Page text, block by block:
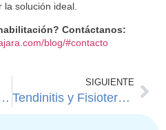
solución ideal.
Contáctanos:
blog/#contacto
y Dolor de Mandíbula: Cómo Puede Ayudarte
SIGUIENTE
Tendinitis y Fisioterapia: Claves para una Recuperación Rápida